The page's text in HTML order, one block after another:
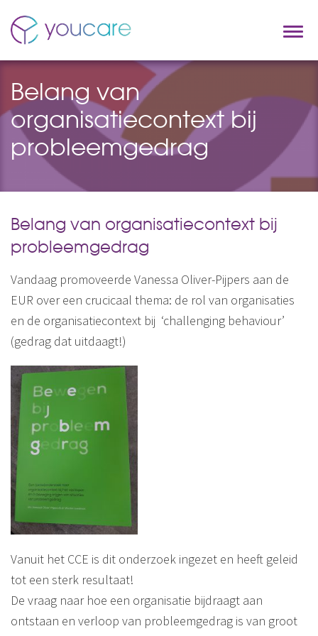
Belang van
organisatiecontext bij
probleemgedrag
Belang van organisatiecontext bij
probleemgedrag
Vandaag promoveerde Vanessa Oliver-Pijpers aan de
EUR over een crucicaal thema: de rol van organisaties
en de organisatiecontext bij ‘challenging behaviour’
(gedrag dat uitdaagt!)
Vanuit het CCE is dit onderzoek ingezet en heeft geleid
tot een sterk resultaat!
De vraag naar hoe een organisatie bijdraagt aan
ontstaan en verloop van probleemgedrag is van groot